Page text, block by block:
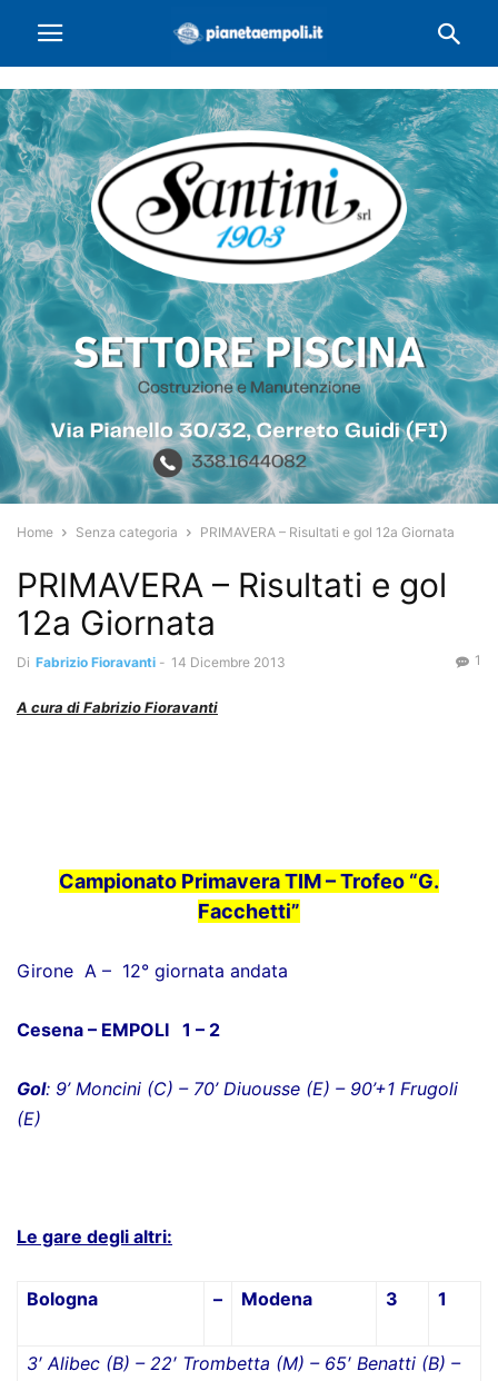
Home Senza categoria PRIMAVERA – Risultati e gol 12a Giornata
PRIMAVERA – Risultati e gol
12a Giornata
Di Fabrizio Fioravanti - 14 Dicembre 2013 1
A cura di Fabrizio Fioravanti
Campionato Primavera TIM – Trofeo “G.
Facchetti”
Girone A – 12° giornata andata
Cesena – EMPOLI 1 – 2
Gol: 9’ Moncini (C) – 70’ Diuousse (E) – 90’+1 Frugoli
(E)
Le gare degli altri:
Bologna – Modena 3 1
3′ Alibec (B) – 22′ Trombetta (M) – 65′ Benatti (B) –